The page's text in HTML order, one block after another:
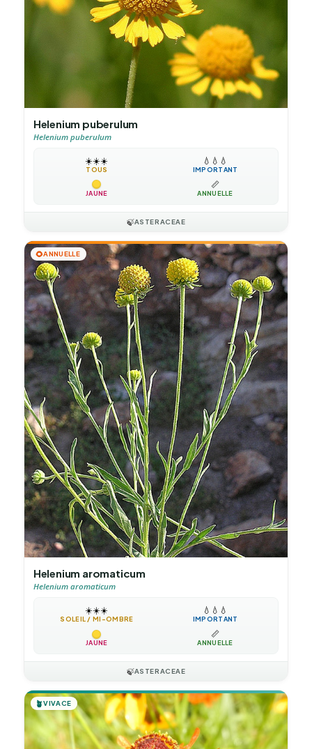
Helenium puberulum
Helenium puberulum
☀️☀️☀️
TOUS
💧 💧 💧
IMPORTANT
JAUNE
📏
ANNUELLE
🍃ASTERACEAE
🌻ANNUELLE
Helenium aromaticum
Helenium aromaticum
☀️☀️☀️
SOLEIL / MI-OMBRE
💧 💧 💧
IMPORTANT
JAUNE
📏
ANNUELLE
🍃ASTERACEAE
🪴VIVACE